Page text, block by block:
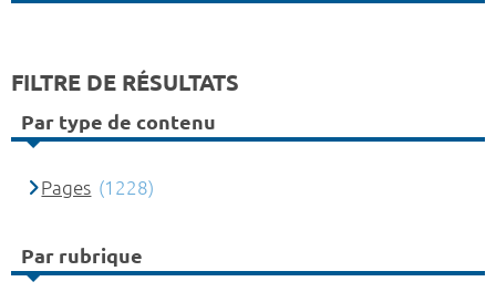
FILTRE DE RÉSULTATS
Par type de contenu
Pages (1228)
Par rubrique